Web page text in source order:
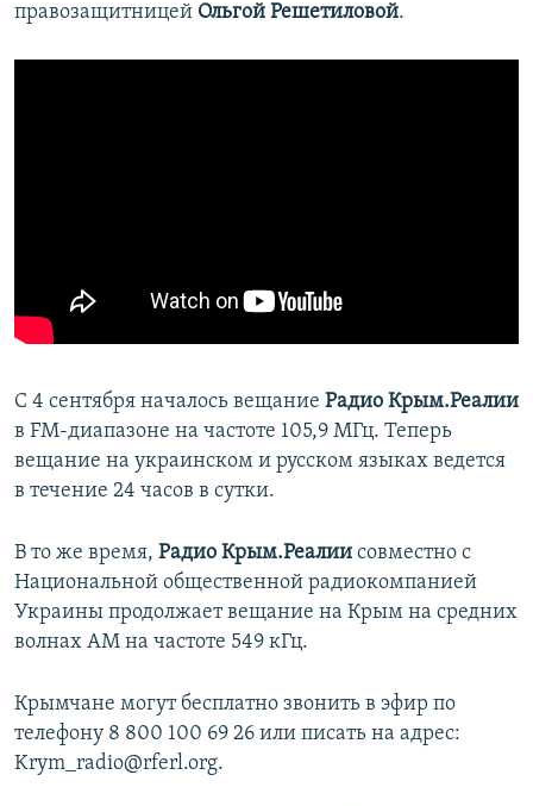
правозащитницей Ольгой Решетиловой.
С 4 сентября началось вещание Радио Крым.Реалии
в FM-диапазоне на частоте 105,9 МГц. Теперь
вещание на украинском и русском языках ведется
в течение 24 часов в сутки.
В то же время, Радио Крым.Реалии совместно с
Национальной общественной радиокомпанией
Украины продолжает вещание на Крым на средних
волнах АМ на частоте 549 кГц.
Крымчане могут бесплатно звонить в эфир по
телефону 8 800 100 69 26 или писать на адрес:
Krym_radio@rferl.org.